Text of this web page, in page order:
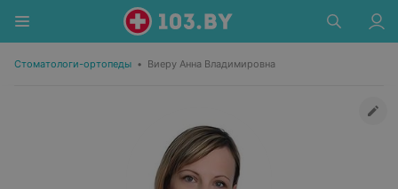
Стоматологи-ортопеды • Виеру Анна Владимировна